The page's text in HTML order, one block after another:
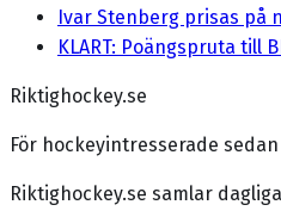
Ivar Stenberg prisas på
KLART: Poängspruta till
Riktighockey.se
För hockeyintresserade sedan
Riktighockey.se samlar